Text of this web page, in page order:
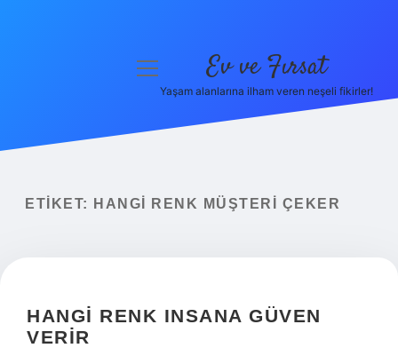
Yasal Uyarı
menüyü
Ev ve Fırsat
Yaşam alanlarına ilham veren neşeli fikirler!
ETIKET: HANGI RENK MÜŞTERI ÇEKER
HANGI RENK INSANA GÜVEN
VERIR